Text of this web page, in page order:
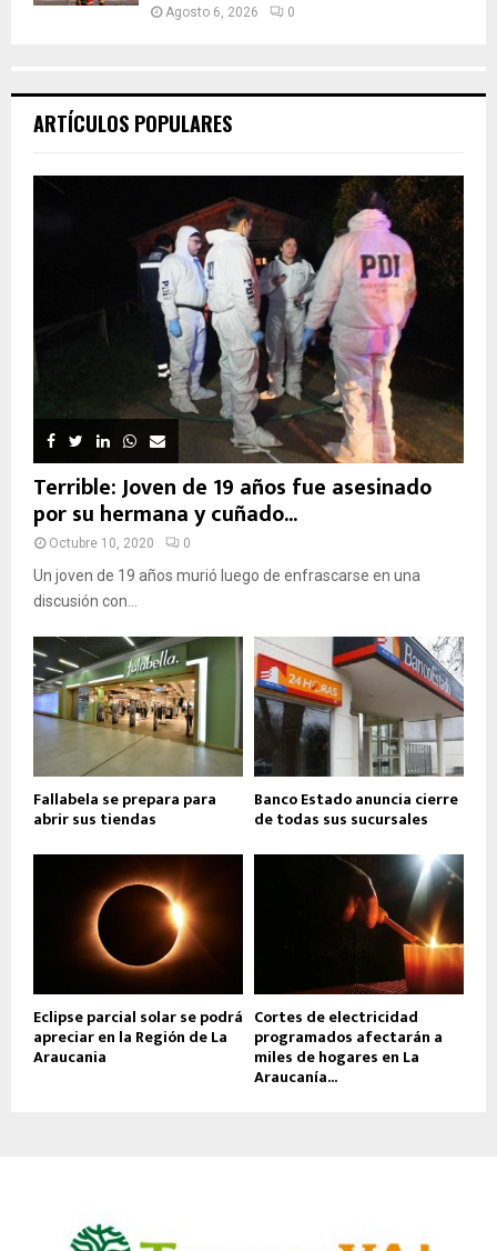
Agosto 6, 2026 0
ARTÍCULOS POPULARES
Terrible: Joven de 19 años fue asesinado
por su hermana y cuñado...
Octubre 10, 2020 0
Un joven de 19 años murió luego de enfrascarse en una
discusión con...
Fallabela se prepara para
abrir sus tiendas
Banco Estado anuncia cierre
de todas sus sucursales
Eclipse parcial solar se podrá
apreciar en la Región de La
Araucania
Cortes de electricidad
programados afectarán a
miles de hogares en La
Araucanía...